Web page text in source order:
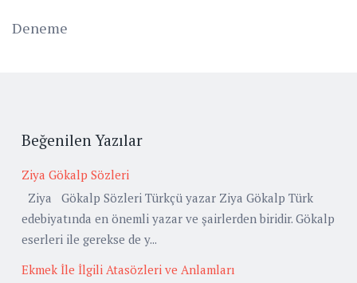
Deneme
Beğenilen Yazılar
Ziya Gökalp Sözleri
Ziya Gökalp Sözleri Türkçü yazar Ziya Gökalp Türk
edebiyatında en önemli yazar ve şairlerden biridir. Gökalp
eserleri ile gerekse de y...
Ekmek İle İlgili Atasözleri ve Anlamları